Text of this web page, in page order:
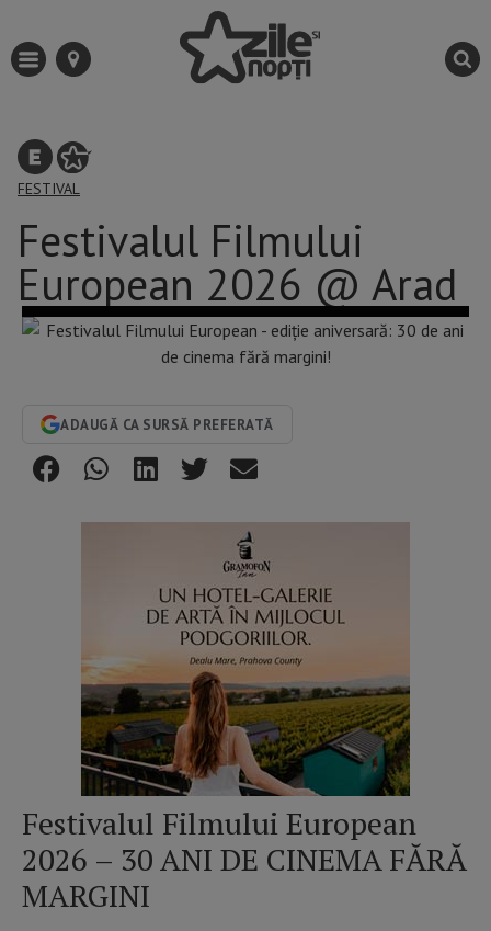
FESTIVAL
Festivalul Filmului
European 2026 @ Arad
ADAUGĂ CA SURSĂ PREFERATĂ
Festivalul Filmului European
2026 – 30 ANI DE CINEMA FĂRĂ
MARGINI